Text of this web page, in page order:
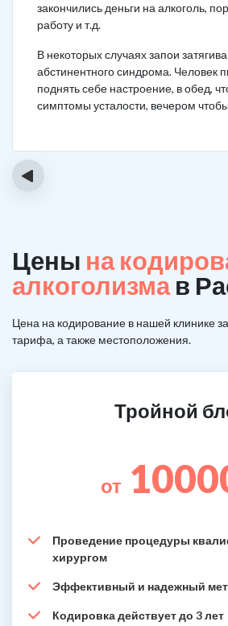
закончились деньги на алкоголь,
работу и т.д.
В некоторых случаях запои
абстинентного синдрома. Человек
поднять себе настроение, в обед,
симптомы усталости, вечером
‹
Цены на
алкоголизмав
Цена на кодирование в нашей клинике
тарифа, а также местоположения.
Тройной
от
Проведение процедуры
хирургом
Эффективный и надежный
Кодировка действует до 3 лет